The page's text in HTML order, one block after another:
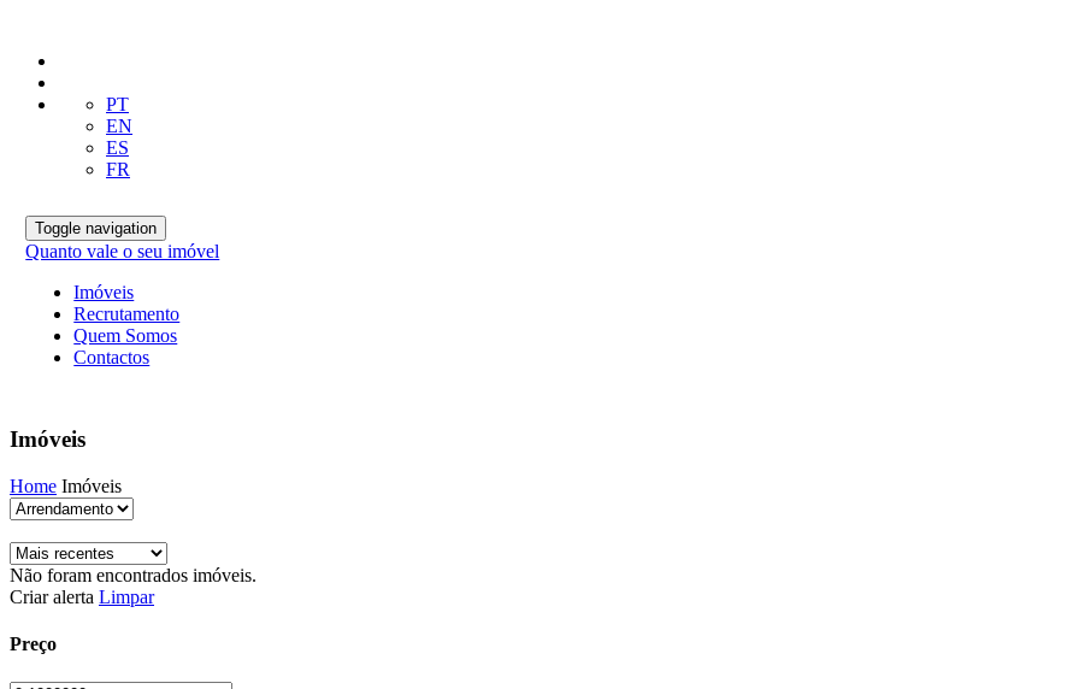
PT
EN
ES
FR
Toggle navigation
Quanto vale o seu imóvel
Imóveis
Recrutamento
Quem Somos
Contactos
Imóveis
Home Imóveis
Não foram encontrados imóveis.
Criar alerta Limpar
Preço